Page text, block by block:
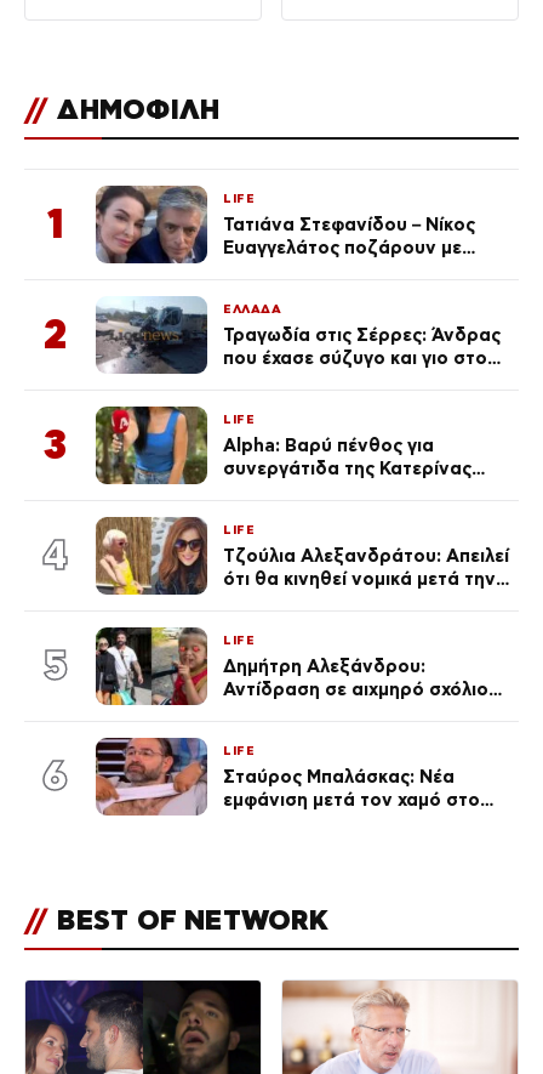
// ΔΗΜΟΦΙΛΗ
1
LIFE
Τατιάνα Στεφανίδου – Νίκος
Ευαγγελάτος ποζάρουν με
2
ΕΛΛΑΔΑ
Τραγωδία στις Σέρρες: Άνδρας
που έχασε σύζυγο και γιο στο
3
LIFE
Alpha: Βαρύ πένθος για
συνεργάτιδα της Κατερίνας
του Θεού»
4
LIFE
Τζούλια Αλεξανδράτου: Απειλεί
ότι θα κινηθεί νομικά μετά την
5
LIFE
Δημήτρη Αλεξάνδρου:
Αντίδραση σε αιχμηρό σχόλιο
6
LIFE
Σταύρος Μπαλάσκας: Νέα
εμφάνιση μετά τον χαμό στο
// BEST OF NETWORK